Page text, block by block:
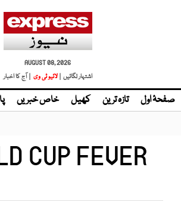
AUGUST 08, 2026
اشتہار لگائیں | لائیو ٹی وی | آج کا اخبار
صفحۂ اول تازہ ترین کھیل خاص خبریں
CUP FEVER